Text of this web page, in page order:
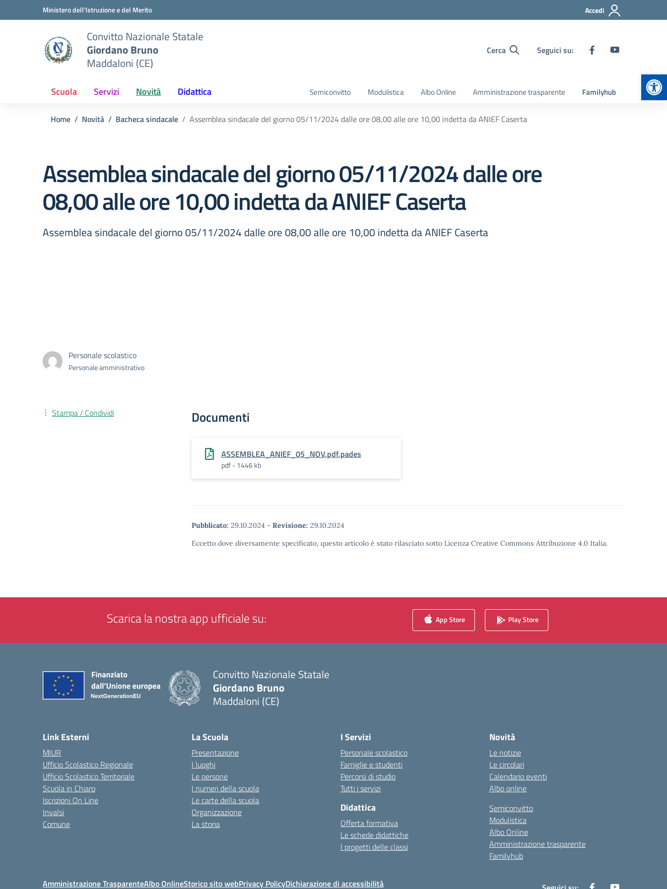
Vai ai contenuti
Vai al menu di navigazioneMinistero dell'Istruzione e del Merito Accedi
Convitto Nazionale Statale
Giordano Bruno
Maddaloni (CE)
Cerca Seguici su:
Scuola Servizi Novità Didattica Semiconvitto Modulistica Albo Online Amministrazione trasparente Familyhub
Home Novità Bacheca sindacale Assemblea sindacale del giorno 05/11/2024 dalle ore 08,00 alle ore 10,00 indetta da ANIEF Caserta
Assemblea sindacale del giorno 05/11/2024 dalle ore
08,00 alle ore 10,00 indetta da ANIEF Caserta
Assemblea sindacale del giorno 05/11/2024 dalle ore 08,00 alle ore 10,00 indetta da ANIEF Caserta
Personale scolastico
Personale amministrativo
Documenti
ASSEMBLEA_ANIEF_05_NOV.pdf.pades
pdf - 1446 kb
Pubblicato: 29.10.2024 - Revisione: 29.10.2024
Eccetto dove diversamente specificato, questo articolo è stato rilasciato sotto Licenza Creative Commons Attribuzione 4.0 Italia.
Stampa / Condividi
Scarica la nostra app ufficiale su: App Store Play Store
Convitto Nazionale Statale
Giordano Bruno
Maddaloni (CE)
Link Esterni
MIUR
Ufficio Scolastico Regionale
Ufficio Scolastico Territoriale
Scuola in Chiaro
Iscrizioni On Line
Invalsi
Comune
La Scuola
Presentazione
I luoghi
Le persone
I numeri della scuola
Le carte della scuola
Organizzazione
La storia
I Servizi
Personale scolastico
Famiglie e studenti
Percorsi di studio
Tutti i servizi
Didattica
Offerta formativa
Le schede didattiche
I progetti delle classi
Novità
Le notizie
Le circolari
Calendario eventi
Albo online
Semiconvitto
Modulistica
Albo Online
Amministrazione trasparente
Familyhub
Amministrazione TrasparenteAlbo OnlineStorico sito webPrivacy PolicyDichiarazione di accessibilità